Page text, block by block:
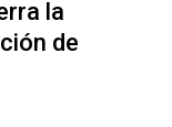
la
de